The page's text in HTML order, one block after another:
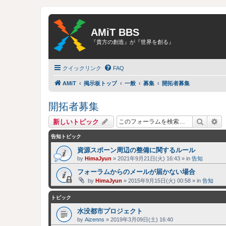
AMiT BBS
『貴方の創造』が『世界を創る』
クイックリンク FAQ
AMiT 掲示板トップ 一般 募集 開拓者募集
開拓者募集
新しいトピック 検索
告知トピック
資源スポーン周辺の整備に関するルール
by HimaJyun » 2021年9月21日(火) 16:43 » in 告知
フォーラムからのメールが届かない場合
by HimaJyun » 2015年9月15日(火) 00:58 » in 告知
トピック
水没都市プロジェクト
by Aizenns » 2019年3月09日(土) 16:40